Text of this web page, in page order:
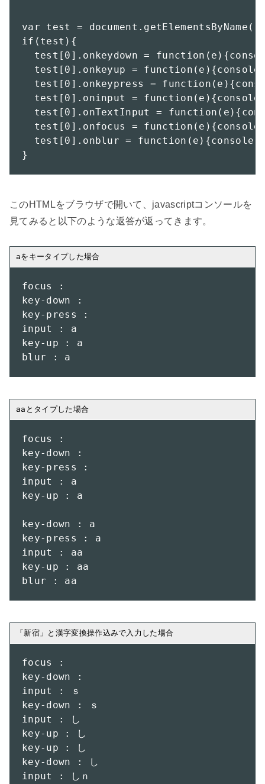
var test =
if(test){
test[0].onkeydown =
test[0].onkeyup =
test[0].onkeypress =
test[0].oninput =
test[0].onTextInput =
test[0].onfocus =
test[0].onblur =
}
このHTMLをブラウザで開いて、javascriptコンソールを
見てみると以下のような返答が返ってきます。
focus :
key-down :
key-press :
input : a
key-up : a
blur : a
focus :
key-down :
key-press :
input : a
key-up : a
key-down : a
key-press : a
input : aa
key-up : aa
blur : aa
focus :
key-down :
input : ｓ
key-down : ｓ
input : し
key-up : し
key-up : し
key-down : し
input : しｎ